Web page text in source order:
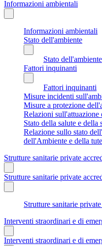
Informazioni ambientali
Informazioni ambientali
Stato dell'ambiente
Stato dell'ambiente
Fattori inquinanti
Fattori inquinanti
Misure incidenti
Misure a protezione
Relazioni sull'attuazione
Stato della salute e della
Relazione sullo stato
dell'Ambiente e della
Strutture sanitarie private
Strutture sanitarie private
Strutture sanitarie
Interventi straordinari e di
Interventi straordinari e di